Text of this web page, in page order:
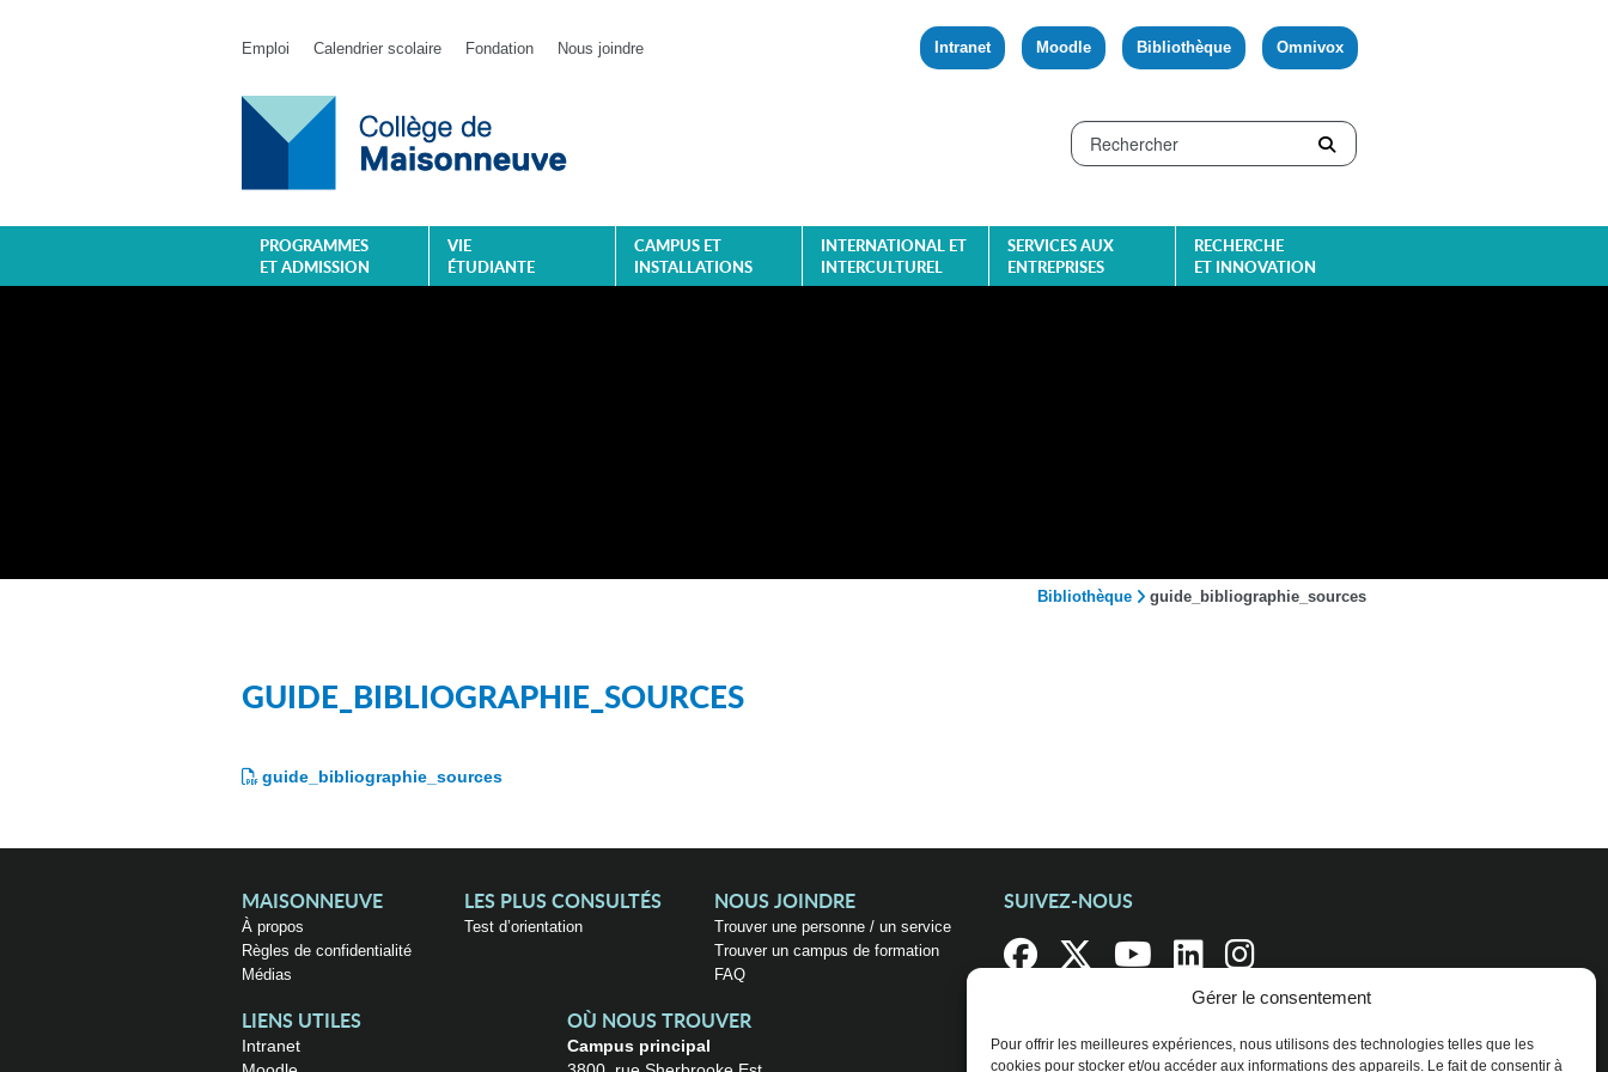
Gérer le consentement
Pour offrir les meilleures expériences, nous utilisons des technologies telles que les
cookies pour stocker et/ou accéder aux informations des appareils. Le fait de consentir à
Emploi Calendrier scolaire Fondation Nous joindre Intranet Moodle Bibliothèque Omnivox
PROGRAMMES
ET ADMISSION
VIE
ÉTUDIANTE
CAMPUS ET
INSTALLATIONS
INTERNATIONAL ET
INTERCULTUREL
SERVICES AUX
ENTREPRISES
RECHERCHE
ET INNOVATION
Bibliothèque guide_bibliographie_sources
GUIDE_BIBLIOGRAPHIE_SOURCES
guide_bibliographie_sources
MAISONNEUVE
À propos
Règles de confidentialité
Médias
LES PLUS CONSULTÉS
Test d’orientation
NOUS JOINDRE
Trouver une personne / un service
Trouver un campus de formation
FAQ
SUIVEZ-NOUS
LIENS UTILES
Intranet
OÙ NOUS TROUVER
Campus principal